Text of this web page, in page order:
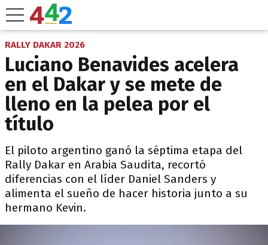
RALLY DAKAR 2026
Luciano Benavides acelera
en el Dakar y se mete de
lleno en la pelea por el
título
El piloto argentino ganó la séptima etapa del
Rally Dakar en Arabia Saudita, recortó
diferencias con el líder Daniel Sanders y
alimenta el sueño de hacer historia junto a su
hermano Kevin.